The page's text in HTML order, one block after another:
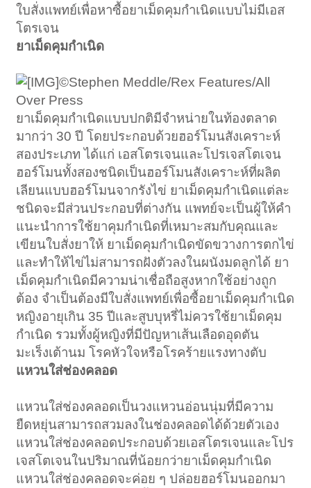
ใบสั่งแพทย์เพื่อหาซื้อยาเม็ดคุมกำเนิดแบบไม่มีเอส
โตรเจน
ยาเม็ดคุมกำเนิด
©Stephen Meddle/Rex Features/All
Over Press
ยาเม็ดคุมกำเนิดแบบปกติมีจำหน่ายในท้องตลาด
มากว่า 30 ปี โดยประกอบด้วยฮอร์โมนสังเคราะห์
สองประเภท ได้แก่ เอสโตรเจนและโปรเจสโตเจน
ฮอร์โมนทั้งสองชนิดเป็นฮอร์โมนสังเคราะห์ที่ผลิต
เลียนแบบฮอร์โมนจากรังไข่ ยาเม็ดคุมกำเนิดแต่ละ
ชนิดจะมีส่วนประกอบที่ต่างกัน แพทย์จะเป็นผู้ให้คำ
แนะนำการใช้ยาคุมกำเนิดที่เหมาะสมกับคุณและ
เขียนใบสั่งยาให้ ยาเม็ดคุมกำเนิดขัดขวางการตกไข่
และทำให้ไข่ไม่สามารถฝังตัวลงในผนังมดลูกได้ ยา
เม็ดคุมกำเนิดมีความน่าเชื่อถือสูงหากใช้อย่างถูก
ต้อง จำเป็นต้องมีใบสั่งแพทย์เพื่อซื้อยาเม็ดคุมกำเนิด
หญิงอายุเกิน 35 ปีและสูบบุหรี่ไม่ควรใช้ยาเม็ดคุม
กำเนิด รวมทั้งผู้หญิงที่มีปัญหาเส้นเลือดอุดตัน
มะเร็งเต้านม โรคหัวใจหรือโรคร้ายแรงทางตับ
แหวนใส่ช่องคลอด
แหวนใส่ช่องคลอดเป็นวงแหวนอ่อนนุ่มที่มีความ
ยืดหยุ่นสามารถสวมลงในช่องคลอดได้ด้วยตัวเอง
แหวนใส่ช่องคลอดประกอบด้วยเอสโตรเจนและโปร
เจสโตเจนในปริมาณที่น้อยกว่ายาเม็ดคุมกำเนิด
แหวนใส่ช่องคลอดจะค่อย ๆ ปล่อยฮอร์โมนออกมา